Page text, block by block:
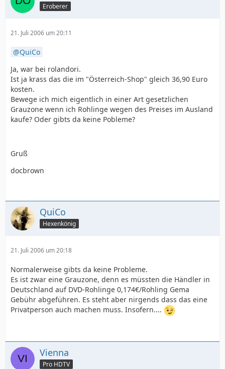
Eroberer
21. Juli 2006 um 20:11
QuiCo
Ja, war bei rolandori.
Ist ja krass das die im "Österreich-Shop" gleich 36,90 Euro
kosten.
Bewege ich mich eigentlich in einer Art gesetzlichen
Grauzone wenn ich Rohlinge wegen des Preises im Ausland
kaufe? Oder gibts da keine Pobleme?
Gruß
docbrown
QuiCo
Hexenkönig
21. Juli 2006 um 20:18
Normalerweise gibts da keine Probleme.
Es ist zwar eine Grauzone, denn es müssten die Händler in
Deutschland auf DVD-Rohlinge 0,174€/Rohling Gema
Gebühr abgeführen. Es steht aber nirgends dass das eine
Privatperson auch machen muss. Insofern....
Vienna
Pro HDTV